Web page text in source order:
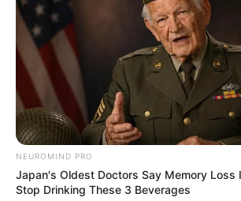
These Scenes Sparked
Film
BRAINBERRIES
NEUROMIND PRO
Japan's Oldest Doctors Say Memory Loss
Stop Drinking These 3 Beverages